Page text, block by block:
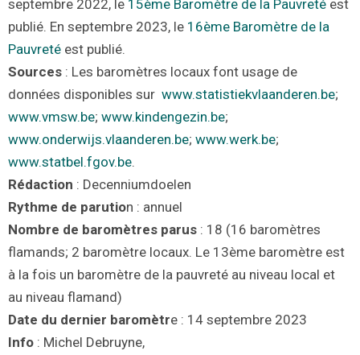
septembre 2022, le 15ème Baromètre de la Pauvreté est
publié. En septembre 2023, le 16ème Baromètre de la
Pauvreté est publié.
Sources : Les baromètres locaux font usage de
données disponibles sur www.statistiekvlaanderen.be;
www.vmsw.be; www.kindengezin.be;
www.onderwijs.vlaanderen.be; www.werk.be;
www.statbel.fgov.be.
Rédaction : Decenniumdoelen
Rythme de parution : annuel
Nombre de baromètres parus : 18 (16 baromètres
flamands; 2 baromètre locaux. Le 13ème baromètre est
à la fois un baromètre de la pauvreté au niveau local et
au niveau flamand)
Date du dernier baromètre : 14 septembre 2023
Info : Michel Debruyne,